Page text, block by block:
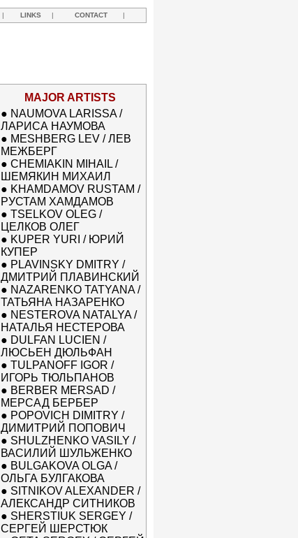
| LINKS | CONTACT |
MAJOR ARTISTS
● NAUMOVA LARISSA /
ЛАРИСА НАУМОВА
● MESHBERG LEV / ЛЕВ
МЕЖБЕРГ
● CHEMIAKIN MIHAIL /
ШЕМЯКИН МИХАИЛ
● KHAMDAMOV RUSTAM /
РУСТАМ ХАМДАМОВ
● TSELKOV OLEG /
ЦЕЛКОВ ОЛЕГ
● KUPER YURI / ЮРИЙ
КУПЕР
● PLAVINSKY DMITRY /
ДМИТРИЙ ПЛАВИНСКИЙ
● NAZARENKO TATYANA /
ТАТЬЯНА НАЗАРЕНКО
● NESTEROVA NATALYA /
НАТАЛЬЯ НЕСТЕРОВА
● DULFAN LUCIEN /
ЛЮСЬЕН ДЮЛЬФАН
● TULPANOFF IGOR /
ИГОРЬ ТЮЛЬПАНОВ
● BERBER MERSAD /
МЕРСАД БЕРБЕР
● POPOVICH DIMITRY /
ДИМИТРИЙ ПОПОВИЧ
● SHULZHENKO VASILY /
ВАСИЛИЙ ШУЛЬЖЕНКО
● BULGAKOVA OLGA /
ОЛЬГА БУЛГАКОВА
● SITNIKOV ALEXANDER /
АЛЕКСАНДР СИТНИКОВ
● SHERSTIUK SERGEY /
СЕРГЕЙ ШЕРСТЮК